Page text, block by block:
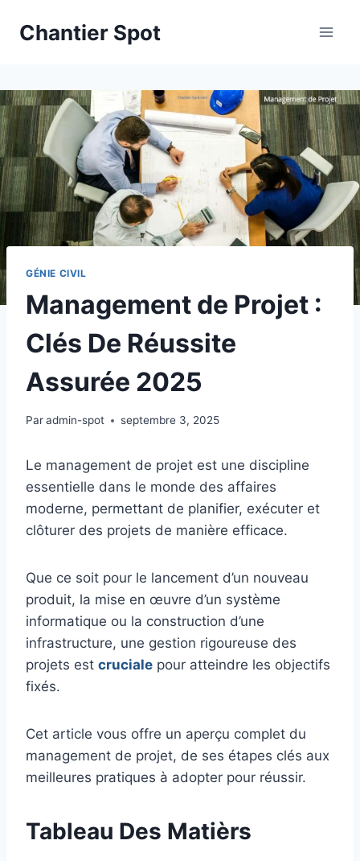
Chantier Spot
GÉNIE CIVIL
Management de Projet :
Clés De Réussite
Assurée 2025
Paradmin-spot septembre 3, 2025
Le management de projet est une discipline
essentielle dans le monde des affaires
moderne, permettant de planifier, exécuter et
clôturer des projets de manière efficace.
Que ce soit pour le lancement d’un nouveau
produit, la mise en œuvre d’un système
informatique ou la construction d’une
infrastructure, une gestion rigoureuse des
projets est cruciale pour atteindre les objectifs
fixés.
Cet article vous offre un aperçu complet du
management de projet, de ses étapes clés aux
meilleures pratiques à adopter pour réussir.
Tableau Des Matièrs